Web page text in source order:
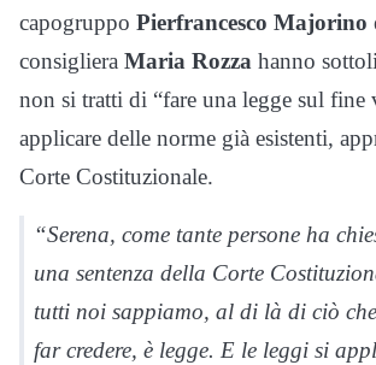
capogruppo Pierfrancesco Majorino
consigliera Maria Rozza hanno
non si tratti di “fare una legge sul fine
applicare delle norme già esistenti,
Corte Costituzionale.
“Serena, come tante persone ha
una sentenza della Corte
tutti noi sappiamo, al di là di ciò
far credere, è legge. E le leggi si